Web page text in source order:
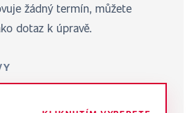
žádný termín, můžete
dotaz k úpravě.